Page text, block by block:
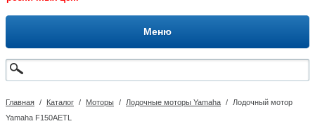
Меню
Главная / Каталог / Моторы / Лодочные моторы Yamaha /
Лодочный мотор
Yamaha F150AETL